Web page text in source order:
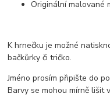
Originální malované
K hrnečku je možné
bačkůrky či tričko.
Jméno prosím připište do
Barvy se mohou mírně lišit